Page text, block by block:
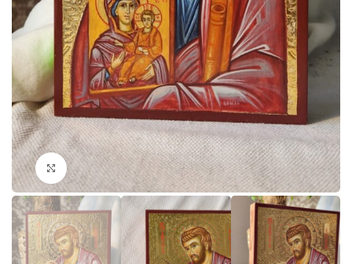
Клацніть, щоб збільшити